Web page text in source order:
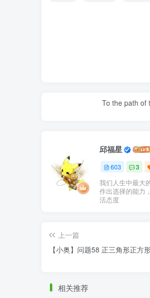
To the path of
邱福星
603 3
我们人生中最大
作出选择的能力
活态度
上一篇
【小奥】问题58 正三角形正方
相关推荐